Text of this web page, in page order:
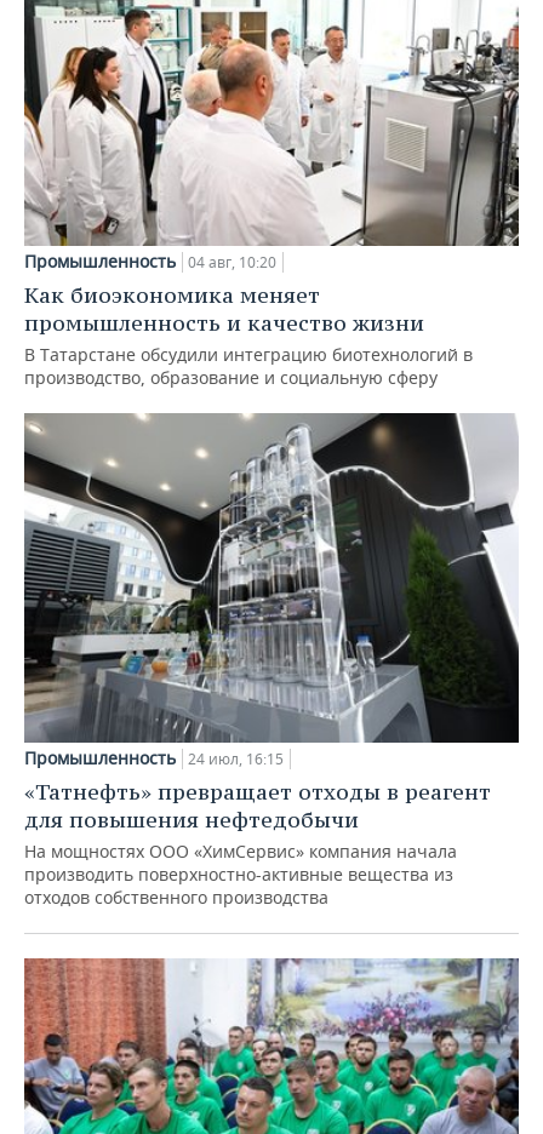
Промышленность 04 авг, 10:20
Как биоэкономика меняет
промышленность и качество жизни
В Татарстане обсудили интеграцию биотехнологий в
производство, образование и социальную сферу
Промышленность 24 июл, 16:15
«Татнефть» превращает отходы в реагент
для повышения нефтедобычи
На мощностях ООО «ХимСервис» компания начала
производить поверхностно-активные вещества из
отходов собственного производства